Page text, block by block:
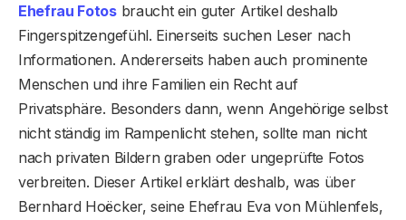
Ehefrau Fotosbraucht ein guter Artikel deshalb
Fingerspitzengefühl. Einerseits suchen Leser nach
Informationen. Andererseits haben auch prominente
Menschen und ihre Familien ein Recht auf
Privatsphäre. Besonders dann, wenn Angehörige selbst
nicht ständig im Rampenlicht stehen, sollte man nicht
nach privaten Bildern graben oder ungeprüfte Fotos
verbreiten. Dieser Artikel erklärt deshalb, was über
Bernhard Hoëcker, seine Ehefrau Eva von Mühlenfels,